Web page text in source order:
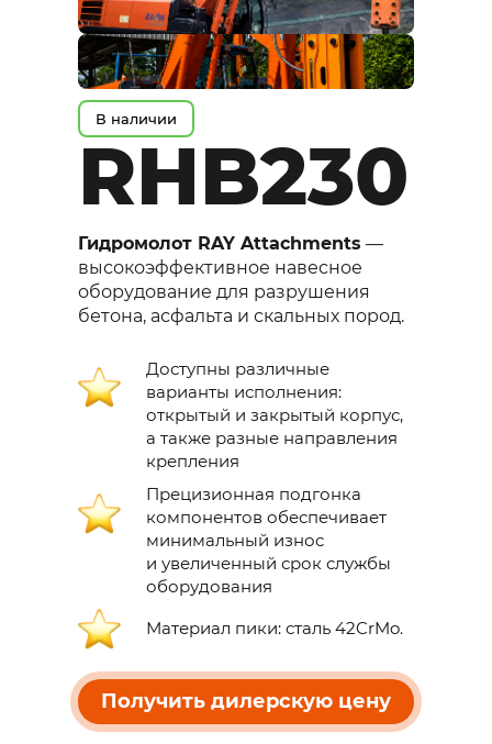
В наличии
RHB230
Гидромолот RAY Attachments —
высокоэффективное навесное
оборудование для разрушения
бетона, асфальта и скальных пород.
Доступны различные
варианты исполнения:
открытый и закрытый корпус,
а также разные направления
крепления
Прецизионная подгонка
компонентов обеспечивает
минимальный износ
и увеличенный срок службы
оборудования
Материал пики: сталь 42CrMo.
Получить дилерскую цену